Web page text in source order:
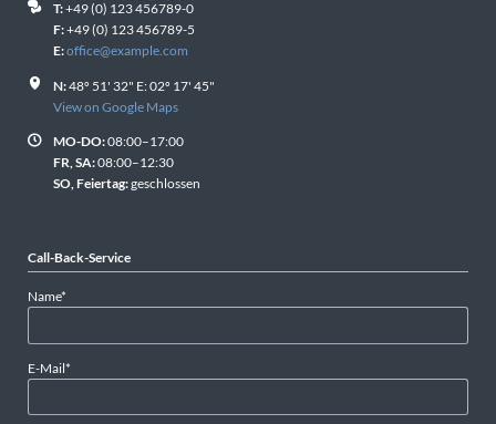
T:+49 (0) 123 456789-0
F:+49 (0) 123 456789-5
E:office@example.com
N:48º 51' 32" E: 02º 17' 45"
View on Google Maps
MO-DO:08:00–17:00
FR, SA:08:00–12:30
SO, Feiertag:geschlossen
Call-Back-Service
Pflichtfeld
Name*
Pflichtfeld
E-Mail*